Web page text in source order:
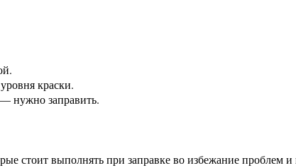
краски.
нужно заправить.
стоит выполнять при заправке во избежание проблем и